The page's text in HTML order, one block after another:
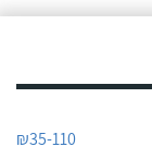
₪35-110